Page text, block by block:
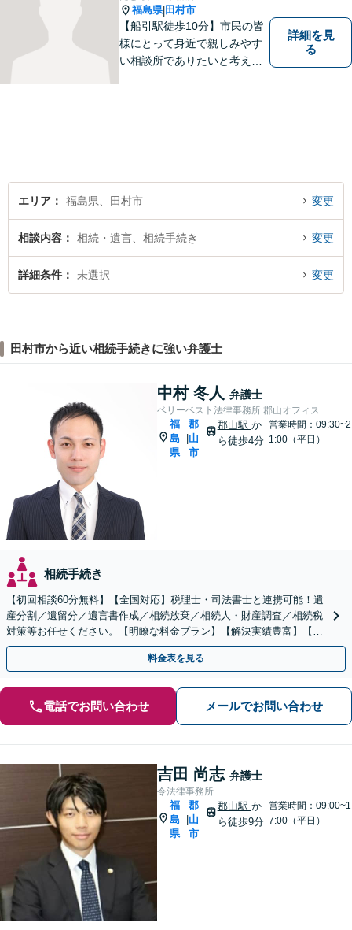
福島県|田村市
【船引駅徒歩10分】市民の皆
様にとって身近で親しみやす
い相談所でありたいと考えて
詳細を見
る
エリア 福島県、田村市 変更
相談内容 相続・遺言、相続手続き 変更
詳細条件 未選択 変更
田村市から近い相続手続きに強い弁護士
中村 冬人 弁護士
ベリーベスト法律事務所 郡山オフィス
福
島
県
郡
山
市
郡山駅 か
ら徒歩4分
営業時間：09:30~2
1:00（平日）
相続手続き
【初回相談60分無料】【全国対応】税理士・司法書士と連携可能！遺
産分割／遺留分／遺言書作成／相続放棄／相続人・財産調査／相続税
対策等お任せください。【明瞭な料金プラン】【解決実績豊富】【電
話相談可】
料金表を見る
電話でお問い合わせ メールでお問い合わせ
吉田 尚志 弁護士
令法律事務所
福
島
県
郡
山
市
郡山駅 か
ら徒歩9分
営業時間：09:00~1
7:00（平日）